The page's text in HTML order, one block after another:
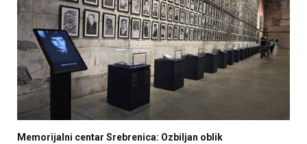
Memorijalni centar Srebrenica: Ozbiljan oblik